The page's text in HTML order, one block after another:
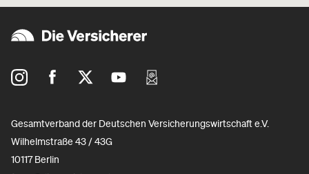
Gesamtverband der Deutschen Versicherungswirtschaft e.V.
Wilhelmstraße 43 / 43G
10117 Berlin